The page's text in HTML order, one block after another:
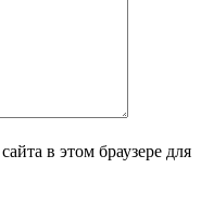
в этом браузере для